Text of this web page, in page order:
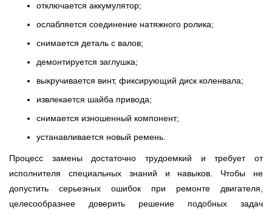
Ярославль
отключается аккумулятор;
ослабляется соединение натяжного ролика;
снимается деталь с валов;
демонтируется заглушка;
выкручивается винт, фиксирующий диск коленвала;
извлекается шайба привода;
снимается изношенный компонент;
устанавливается новый ремень.
Процесс замены достаточно трудоемкий и требует от
исполнителя специальных знаний и навыков. Чтобы не
допустить серьезных ошибок при ремонте двигателя,
целесообразнее доверить решение подобных задач